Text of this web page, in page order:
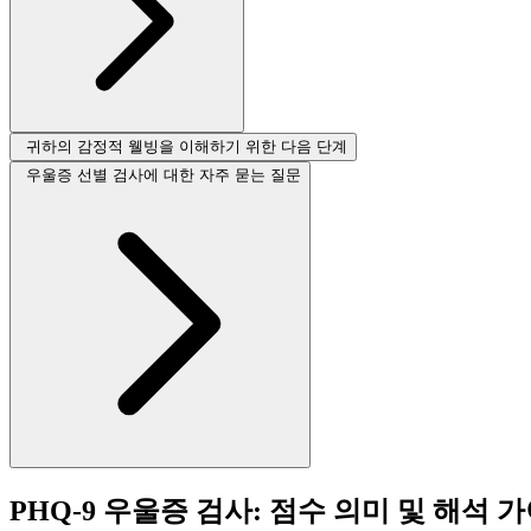
귀하의 감정적 웰빙을 이해하기 위한 다음 단계
우울증 선별 검사에 대한 자주 묻는 질문
PHQ-9 우울증 검사: 점수 의미 및 해석